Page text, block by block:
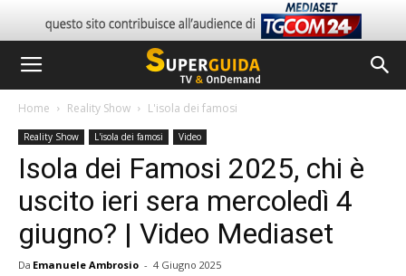
Home Reality Show L'isola dei famosi
Reality Show L'isola dei famosi Video
Isola dei Famosi 2025, chi è
uscito ieri sera mercoledì 4
giugno? | Video Mediaset
Da Emanuele Ambrosio - 4 Giugno 2025